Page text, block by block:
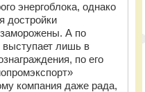
энергоблока, однако
достройки
А по
выступает лишь в
по его
компания даже рада,